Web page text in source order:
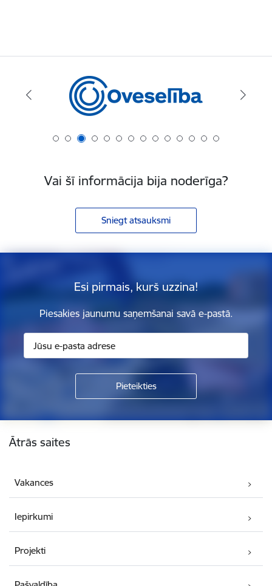
Vai šī informācija bija noderīga?
Sniegt atsauksmi
Esi pirmais, kurš uzzina!
Piesakies jaunumu saņemšanai savā e-pastā.
Ātrās saites
Vakances
Iepirkumi
Projekti